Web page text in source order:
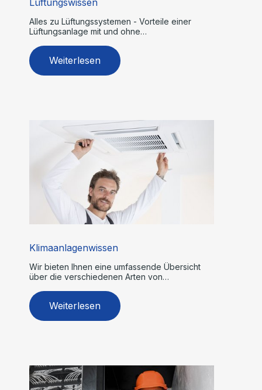
Lüftungswissen
Alles zu Lüftungssystemen - Vorteile einer
Lüftungsanlage mit und ohne
Weiterlesen
Klimaanlagenwissen
Wir bieten Ihnen eine umfassende Übersicht
über die verschiedenen Arten von
Weiterlesen